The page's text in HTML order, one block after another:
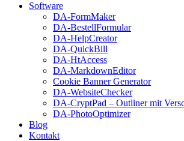
Software
DA-FormMaker
DA-BestellFormular
DA-HelpCreator
DA-QuickBill
DA-HtAccess
DA-MarkdownEditor
Cookie Banner Generator
DA-WebsiteChecker
DA-CryptPad – Outliner mit
DA-PhotoOptimizer
Blog
Kontakt